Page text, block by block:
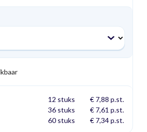
12 stuks
€ 7,88 p.st.
36 stuks
€ 7,61 p.st.
60 stuks
€ 7,34 p.st.